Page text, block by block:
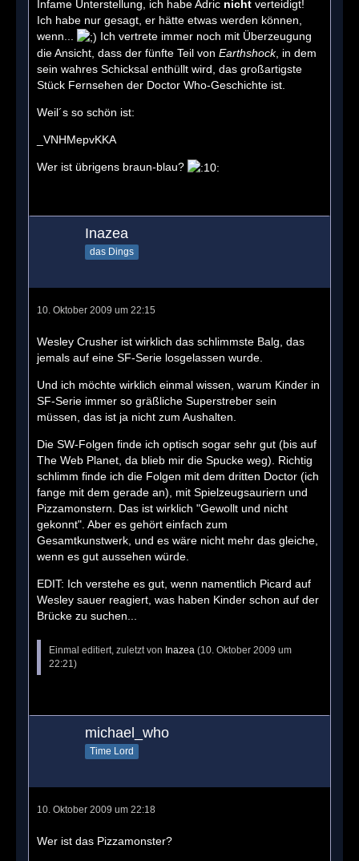
Infame Unterstellung, ich habe Adric nicht verteidigt!
Ich habe nur gesagt, er hätte etwas werden können,
wenn...
Ich vertrete immer noch mit Überzeugung
die Ansicht, dass der fünfte Teil von Earthshock, in dem
sein wahres Schicksal enthüllt wird, das großartigste
Stück Fernsehen der Doctor Who-Geschichte ist.
Weil´s so schön ist:
_VNHMepvKKA
Wer ist übrigens braun-blau?
Inazea
das Dings
10. Oktober 2009 um 22:15
Wesley Crusher ist wirklich das schlimmste Balg, das
jemals auf eine SF-Serie losgelassen wurde.
Und ich möchte wirklich einmal wissen, warum Kinder in
SF-Serie immer so gräßliche Superstreber sein
müssen, das ist ja nicht zum Aushalten.
Die SW-Folgen finde ich optisch sogar sehr gut (bis auf
The Web Planet, da blieb mir die Spucke weg). Richtig
schlimm finde ich die Folgen mit dem dritten Doctor (ich
fange mit dem gerade an), mit Spielzeugsauriern und
Pizzamonstern. Das ist wirklich "Gewollt und nicht
gekonnt". Aber es gehört einfach zum
Gesamtkunstwerk, und es wäre nicht mehr das gleiche,
wenn es gut aussehen würde.
EDIT: Ich verstehe es gut, wenn namentlich Picard auf
Wesley sauer reagiert, was haben Kinder schon auf der
Brücke zu suchen...
Einmal editiert, zuletzt von Inazea (10. Oktober 2009 um
22:21)
michael_who
Time Lord
10. Oktober 2009 um 22:18
Wer ist das Pizzamonster?